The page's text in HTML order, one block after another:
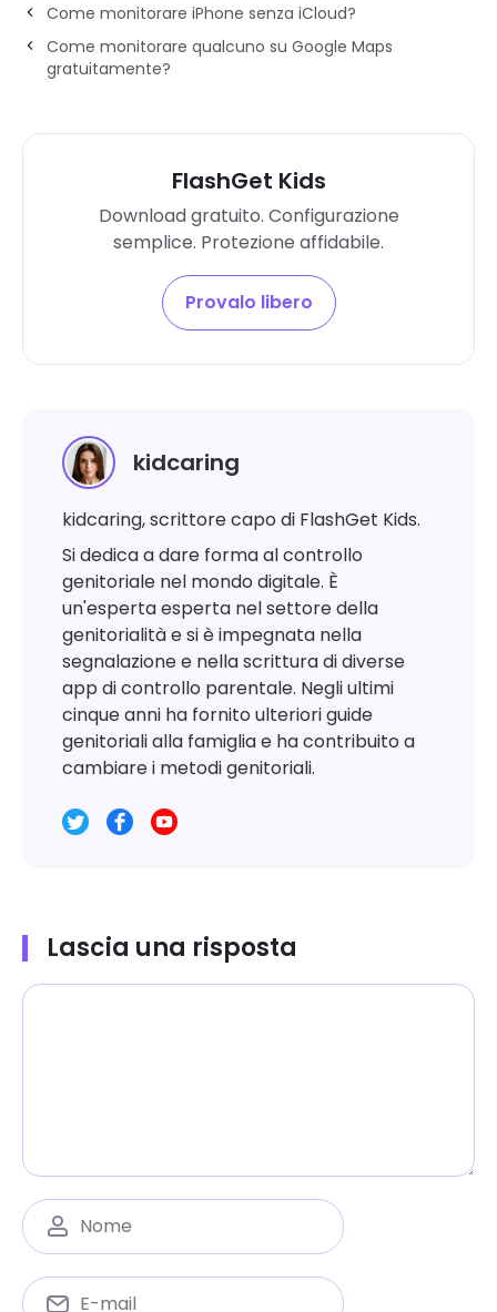
Come monitorare iPhone senza iCloud?
Come monitorare qualcuno su Google Maps
gratuitamente?
FlashGet Kids
Download gratuito. Configurazione
semplice. Protezione affidabile.
Provalo libero
kidcaring
kidcaring, scrittore capo di FlashGet Kids.
Si dedica a dare forma al controllo
genitoriale nel mondo digitale. È
un'esperta esperta nel settore della
genitorialità e si è impegnata nella
segnalazione e nella scrittura di diverse
app di controllo parentale. Negli ultimi
cinque anni ha fornito ulteriori guide
genitoriali alla famiglia e ha contribuito a
cambiare i metodi genitoriali.
Lascia una risposta